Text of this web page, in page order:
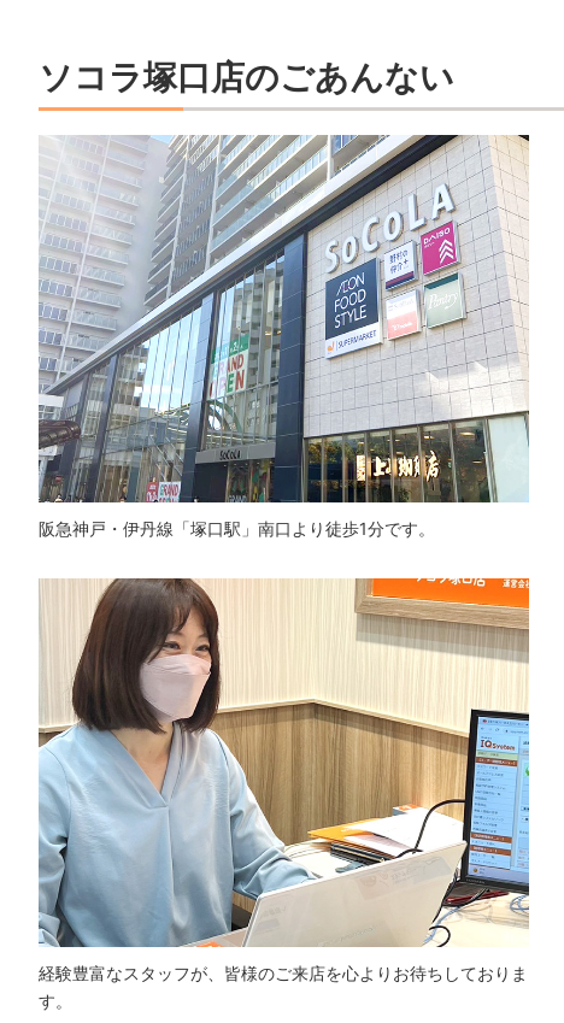
ソコラ塚口店のごあんない
阪急神戸・伊丹線「塚口駅」南口より徒歩1分です。
経験豊富なスタッフが、皆様のご来店を心よりお待ちしておりま
す。